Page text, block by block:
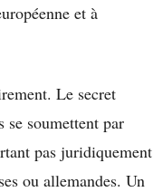
et à
Le secret
se soumettent par
pas juridiquement
ou allemandes. Un